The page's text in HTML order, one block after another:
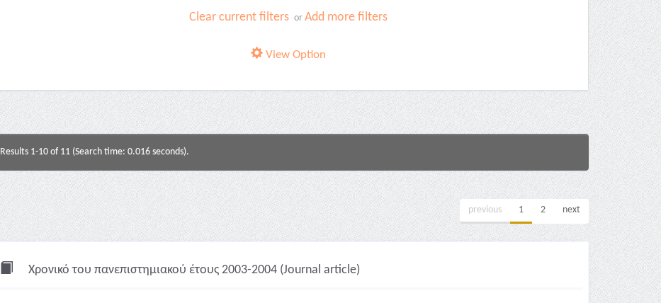
Clear current filters orAdd more filters
View Option
Results 1-10 of 11 (Search time: 0.016 seconds).
previous 1 2 next
Χρονικό του πανεπιστημιακού έτους 2003-2004 (Journal article)